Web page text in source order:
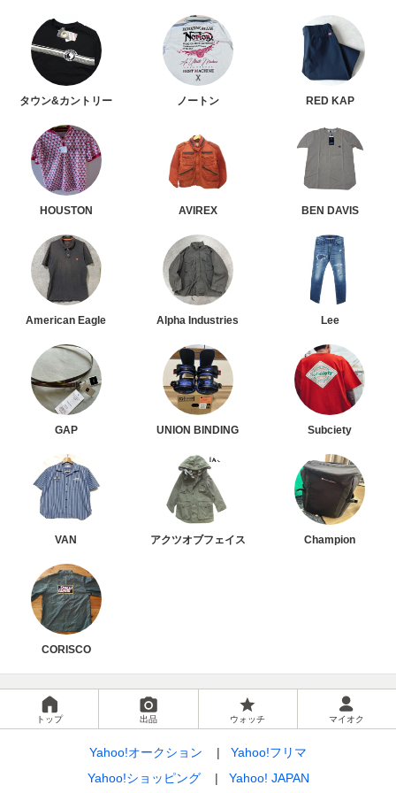
タウン&カントリー ノートン RED KAP
HOUSTON AVIREX BEN DAVIS
American Eagle Alpha Industries Lee
GAP UNION BINDING Subciety
VAN アクツオブフェイス Champion
CORISCO
トップ 出品 ウォッチ マイオク
Yahoo!オークション
Yahoo!フリマ
Yahoo!ショッピング
Yahoo! JAPAN